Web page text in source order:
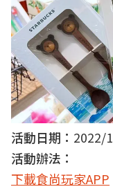
活動日期： 2022/
活動辦法：
下載食尚玩家APP